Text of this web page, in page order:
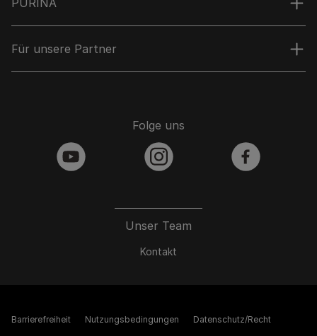
Für unsere Partner
Unser Team
Kontakt
Folge uns
youtube instagram facebook
Barrierefreiheit Nutzungsbedingungen Datenschutz/Recht